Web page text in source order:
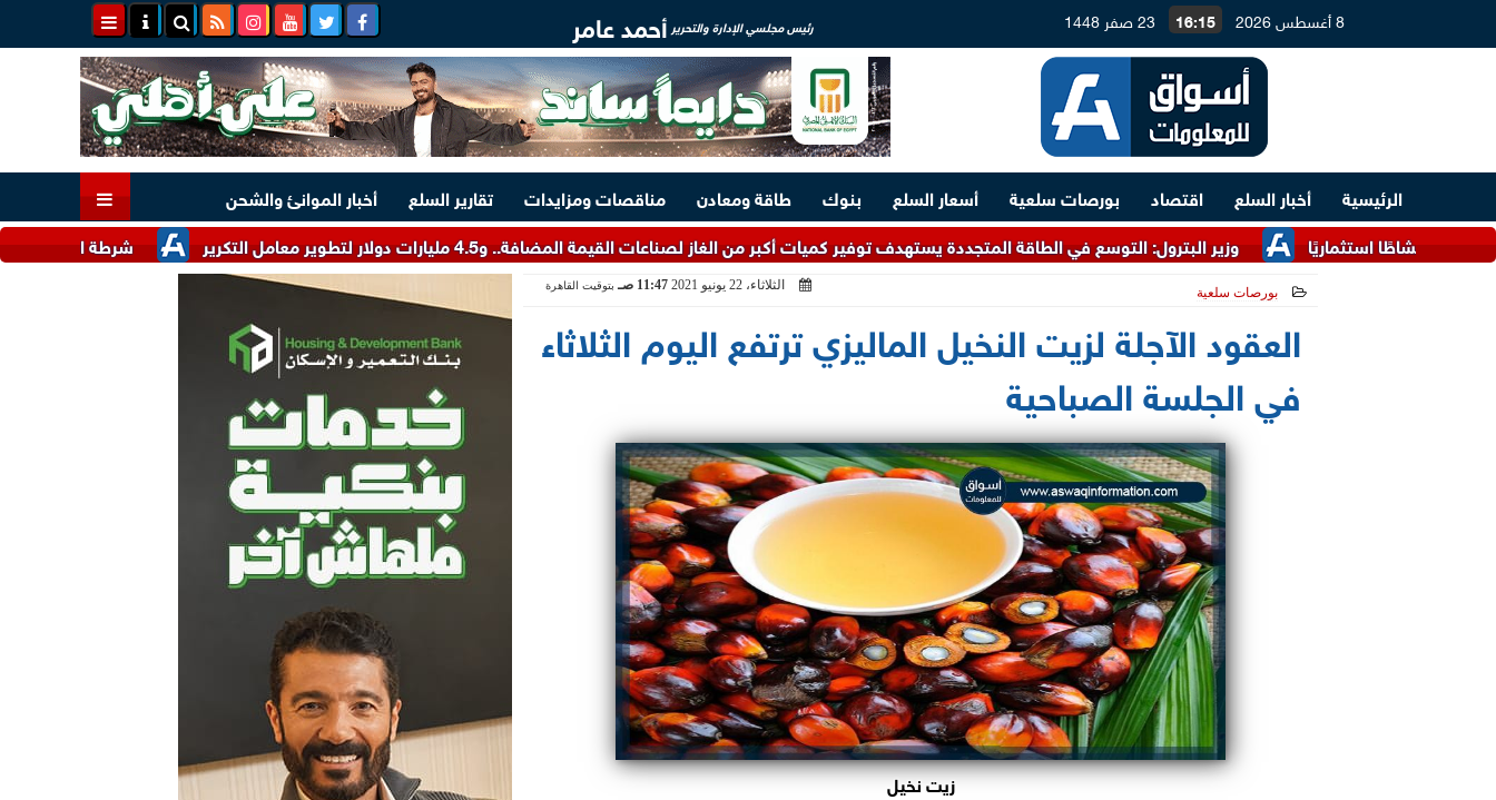
8 أغسطس 2026 16:15 23 صفر 1448 رئيس مجلسي الإدارة والتحرير أحمد عامر
الرئيسية أخبار السلع اقتصاد بورصات سلعية أسعار السلع بنوك طاقة ومعادن مناقصات ومزايدات تقارير السلع
أخبار الموانئ والشحن
شرطة التموين تضبط 10 أطنان دقيق أبيض وبلدي مدعم
وزير البترول: التوسع في الطاقة المتجددة يستهدف توفير كميات أكبر من الغاز لصناعات القيمة المضافة.. و4.5 مليارات دولار لتطوير معامل التكرير
بورصات سلعية الثلاثاء، 22 يونيو 2021 11:47 صـ بتوقيت القاهرة
العقود الآجلة لزيت النخيل الماليزي ترتفع اليوم الثلاثاء
في الجلسة الصباحية
زيت نخيل